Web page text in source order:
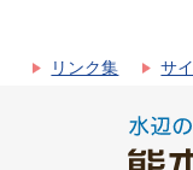
リンク集 サ